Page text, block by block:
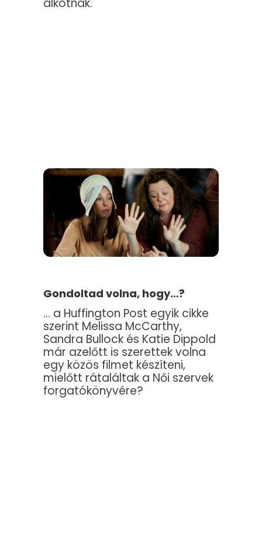
alkotnak.
Gondoltad volna, hogy…?
… a Huffington Post egyik cikke
szerint Melissa McCarthy,
Sandra Bullock és Katie Dippold
már azelőtt is szerettek volna
egy közös filmet készíteni,
mielőtt rátaláltak a Női szervek
forgatókönyvére?